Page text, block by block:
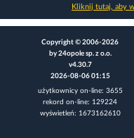
Kliknij tutaj, aby
Copyright © 2006-2026
by 24opole sp. z o.o.
v4.30.7
2026-08-06 01:15
użytkownicy on-line: 3655
rekord on-line: 129224
wyświetleń: 1673162610